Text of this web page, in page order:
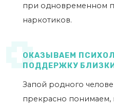
при одновременном
наркотиков.
ОКАЗЫВАЕМ
ПОДДЕРЖКУ
Запой родного
прекрасно понимаем,